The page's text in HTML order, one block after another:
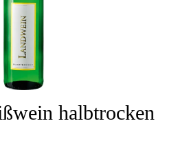
halbtrocken